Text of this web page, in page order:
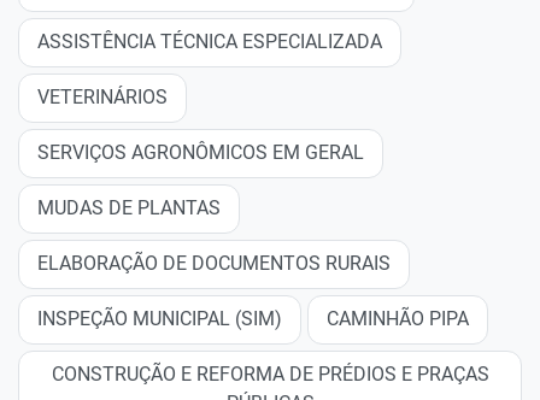
ASSISTÊNCIA TÉCNICA ESPECIALIZADA
VETERINÁRIOS
SERVIÇOS AGRONÔMICOS EM GERAL
MUDAS DE PLANTAS
ELABORAÇÃO DE DOCUMENTOS RURAIS
INSPEÇÃO MUNICIPAL (SIM) CAMINHÃO PIPA
CONSTRUÇÃO E REFORMA DE PRÉDIOS E PRAÇAS